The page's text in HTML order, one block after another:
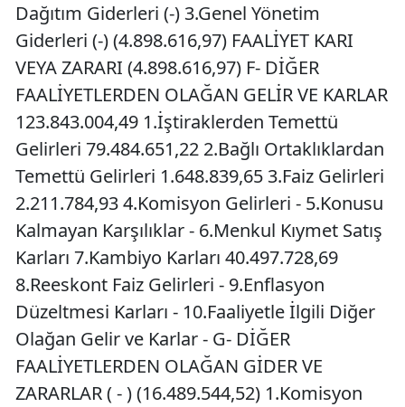
Dağıtım Giderleri (-) 3.Genel Yönetim
Giderleri (-) (4.898.616,97) FAALİYET KARI
VEYA ZARARI (4.898.616,97) F- DİĞER
FAALİYETLERDEN OLAĞAN GELİR VE KARLAR
123.843.004,49 1.İştiraklerden Temettü
Gelirleri 79.484.651,22 2.Bağlı Ortaklıklardan
Temettü Gelirleri 1.648.839,65 3.Faiz Gelirleri
2.211.784,93 4.Komisyon Gelirleri - 5.Konusu
Kalmayan Karşılıklar - 6.Menkul Kıymet Satış
Karları 7.Kambiyo Karları 40.497.728,69
8.Reeskont Faiz Gelirleri - 9.Enflasyon
Düzeltmesi Karları - 10.Faaliyetle İlgili Diğer
Olağan Gelir ve Karlar - G- DİĞER
FAALİYETLERDEN OLAĞAN GİDER VE
ZARARLAR ( - ) (16.489.544,52) 1.Komisyon